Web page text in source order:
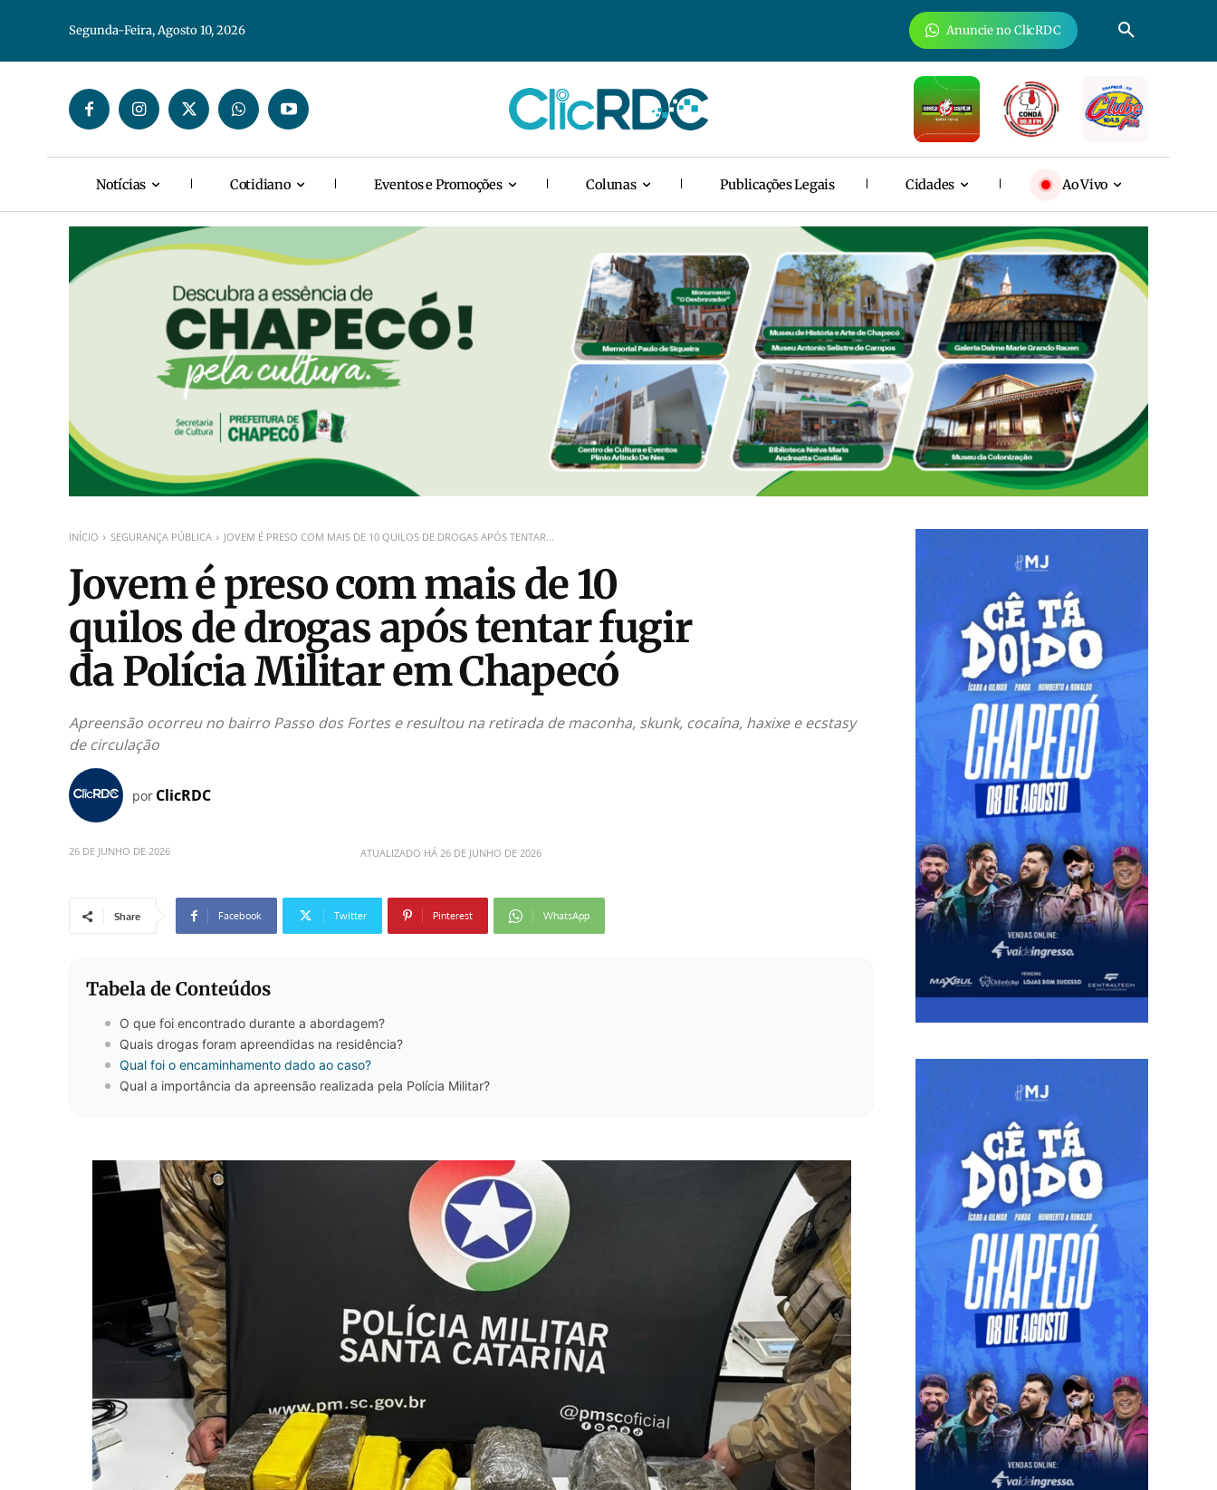
Segunda-Feira, Agosto 10, 2026 Anuncie no ClicRDC
Notícias Cotidiano Eventos e Promoções Colunas Publicações Legais Cidades Ao Vivo
INÍCIO SEGURANÇA PÚBLICA JOVEM É PRESO COM MAIS DE 10 QUILOS DE DROGAS APÓS TENTAR...
Jovem é preso com mais de 10
quilos de drogas após tentar fugir
da Polícia Militar em Chapecó
Apreensão ocorreu no bairro Passo dos Fortes e resultou na retirada de maconha, skunk, cocaína, haxixe e ecstasy
de circulação
por ClicRDC
26 DE JUNHO DE 2026 ATUALIZADO HÁ 26 DE JUNHO DE 2026
Share Facebook Twitter Pinterest WhatsApp
Tabela de Conteúdos
O que foi encontrado durante a abordagem?
Quais drogas foram apreendidas na residência?
Qual foi o encaminhamento dado ao caso?
Qual a importância da apreensão realizada pela Polícia Militar?